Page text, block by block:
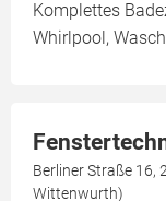
Komplettes
Whirlpool,
Berliner Straße 16,
Wittenwurth)